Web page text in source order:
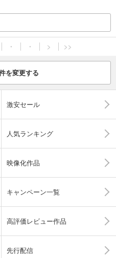
・ ・ > >>
を変更する
激安セール
人気ランキング
映像化作品
キャンペーン一覧
高評価レビュー作品
先行配信